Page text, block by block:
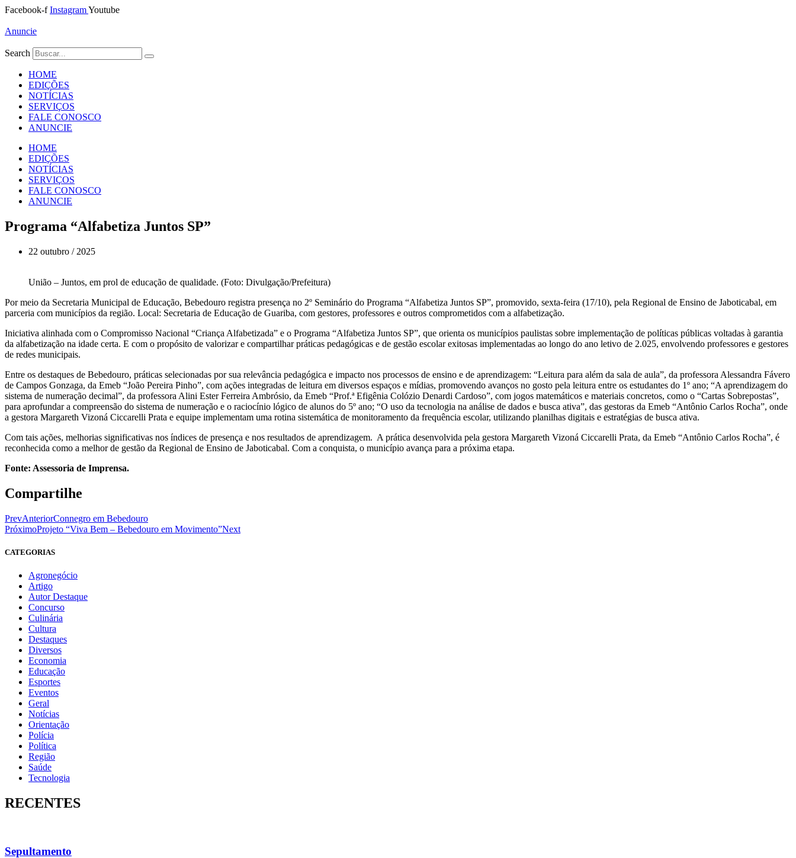
Ir
o
Facebook-f InstagramYoutube
Anuncie
Search
HOME
EDIÇÕES
NOTÍCIAS
SERVIÇOS
FALE CONOSCO
ANUNCIE
HOME
EDIÇÕES
NOTÍCIAS
SERVIÇOS
FALE CONOSCO
ANUNCIE
Programa “Alfabetiza Juntos SP”
22 outubro / 2025
União – Juntos, em prol de educação de qualidade. (Foto: Divulgação/Prefeitura)
Por meio da Secretaria Municipal de Educação, Bebedouro registra presença no 2º Seminário do Programa “Alfabetiza Juntos SP”, promovido, sexta-feira (17/10), pela Regional de Ensino de Jaboticabal, em
parceria com municípios da região. Local: Secretaria de Educação de Guariba, com gestores, professores e outros comprometidos com a alfabetização.
Iniciativa alinhada com o Compromisso Nacional “Criança Alfabetizada” e o Programa “Alfabetiza Juntos SP”, que orienta os municípios paulistas sobre implementação de políticas públicas voltadas à garantia
da alfabetização na idade certa. E com o propósito de valorizar e compartilhar práticas pedagógicas e de gestão escolar exitosas implementadas ao longo do ano letivo de 2.025, envolvendo professores e gestores
de redes municipais.
Entre os destaques de Bebedouro, práticas selecionadas por sua relevância pedagógica e impacto nos processos de ensino e de aprendizagem: “Leitura para além da sala de aula”, da professora Alessandra Fávero
de Campos Gonzaga, da Emeb “João Pereira Pinho”, com ações integradas de leitura em diversos espaços e mídias, promovendo avanços no gosto pela leitura entre os estudantes do 1º ano; “A aprendizagem do
sistema de numeração decimal”, da professora Alini Ester Ferreira Ambrósio, da Emeb “Prof.ª Efigênia Colózio Denardi Cardoso”, com jogos matemáticos e materiais concretos, como o “Cartas Sobrepostas”,
para aprofundar a compreensão do sistema de numeração e o raciocínio lógico de alunos do 5º ano; “O uso da tecnologia na análise de dados e busca ativa”, das gestoras da Emeb “Antônio Carlos Rocha”, onde
a gestora Margareth Vizoná Ciccarelli Prata e equipe implementam uma rotina sistemática de monitoramento da frequência escolar, utilizando planilhas digitais e estratégias de busca ativa.
Com tais ações, melhorias significativas nos índices de presença e nos resultados de aprendizagem. A prática desenvolvida pela gestora Margareth Vizoná Ciccarelli Prata, da Emeb “Antônio Carlos Rocha”, é
reconhecida como a melhor de gestão da Regional de Ensino de Jaboticabal. Com a conquista, o município avança para a próxima etapa.
Fonte: Assessoria de Imprensa.
Compartilhe
PrevAnteriorConnegro em Bebedouro
PróximoProjeto “Viva Bem – Bebedouro em Movimento”Next
CATEGORIAS
Agronegócio
Artigo
Autor Destaque
Concurso
Culinária
Cultura
Destaques
Diversos
Economia
Educação
Esportes
Eventos
Geral
Notícias
Orientação
Polícia
Política
Região
Saúde
Tecnologia
RECENTES
Sepultamento